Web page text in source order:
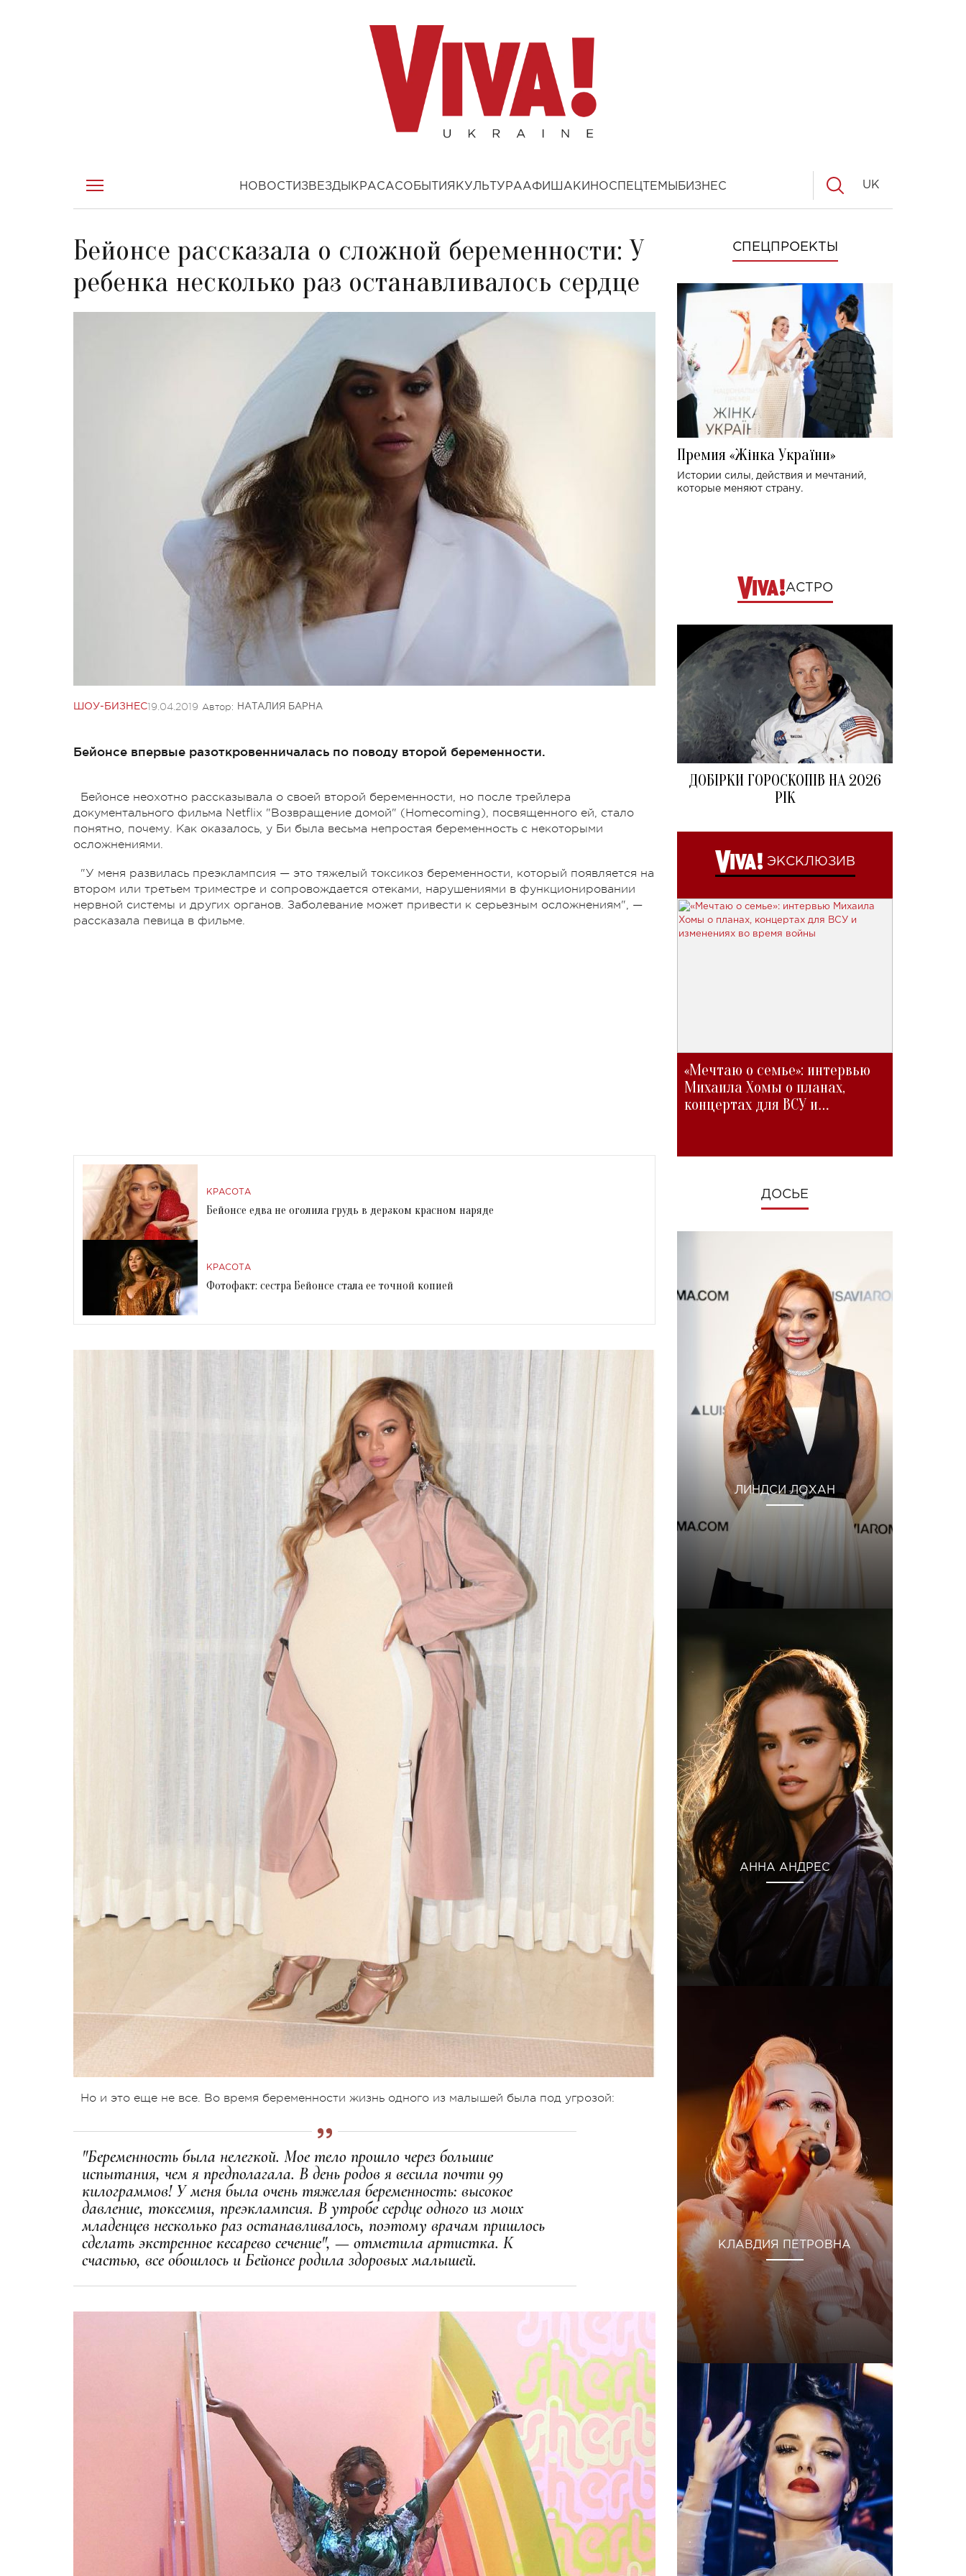
НОВОСТИ ЗВЕЗДЫ КРАСАСОБЫТИЯ КУЛЬТУРААФИША КИНОСПЕЦТЕМЫ БИЗНЕС UK
Бейонсе рассказала о сложной беременности: У
ребенка несколько раз останавливалось сердце
ШОУ-БИЗНЕС19.04.2019 Автор: НАТАЛИЯ БАРНА
Бейонсе впервые разоткровенничалась по поводу второй беременности.
Бейонсе неохотно рассказывала о своей второй беременности, но после трейлера
документального фильма Netflix "Возвращение домой" (Homecoming), посвященного ей, стало
понятно, почему. Как оказалось, у Би была весьма непростая беременность с некоторыми
осложнениями.
"У меня развилась преэклампсия — это тяжелый токсикоз беременности, который появляется на
втором или третьем триместре и сопровождается отеками, нарушениями в функционировании
нервной системы и других органов. Заболевание может привести к серьезным осложнениям", —
рассказала певица в фильме.
КРАСОТА
Бейонсе едва не оголила грудь в дерзком красном наряде
КРАСОТА
Фотофакт: сестра Бейонсе стала ее точной копией
Но и это еще не все. Во время беременности жизнь одного из малышей была под угрозой:
"Беременность была нелегкой. Мое тело прошло через большие
испытания, чем я предполагала. В день родов я весила почти 99
килограммов! У меня была очень тяжелая беременность: высокое
давление, токсемия, преэклампсия. В утробе сердце одного из моих
младенцев несколько раз останавливалось, поэтому врачам пришлось
сделать экстренное кесарево сечение", — отметила артистка. К
счастью, все обошлось и Бейонсе родила здоровых малышей.
СПЕЦПРОЕКТЫ
Премия «Жінка України»
Истории силы, действия и мечтаний,
которые меняют страну.
АСТРО
ДОБІРКИ ГОРОСКОПІВ НА 2026
РІК
ЭКСКЛЮЗИВ
«Мечтаю о семье»: интервью
Михаила Хомы о планах,
концертах для ВСУ и
ДОСЬЕ
ЛИНДСИ ЛОХАН
АННА АНДРЕС
КЛАВДИЯ ПЕТРОВНА